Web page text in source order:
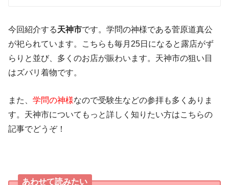
今回紹介する天神市です。学問の神様である菅原道真公
が祀られています。こちらも毎月25日になると露店がず
らりと並び、多くのお店が賑わいます。天神市の狙い目
はズバリ着物です。
また、学問の神様なので受験生などの参拝も多くありま
す。天神市についてもっと詳しく知りたい方はこちらの
記事でどうぞ！
あわせて読みたい